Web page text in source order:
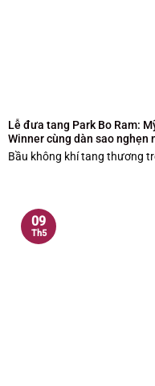
Lễ đưa tang Park Bo Ram:
Winner cùng dàn sao nghẹn
Bầu không khí tang thương
09
Th5